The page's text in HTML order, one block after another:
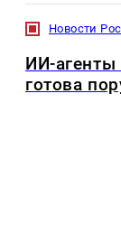
Новости
ИИ-агенты
готова